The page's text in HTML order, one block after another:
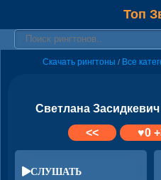
Топ
Скачать рингтоны / Все
Светлана
<<
♥0
СЛУШАТЬ